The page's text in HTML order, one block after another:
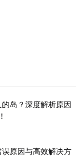
岛？深度解析原因
原因与高效解决方